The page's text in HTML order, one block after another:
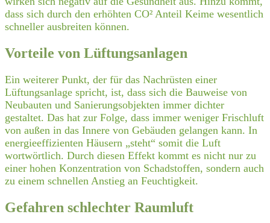
dass sich durch den erhöhten CO² Anteil Keime wesentlich
schneller ausbreiten können.
Vorteile von Lüftungsanlagen
Ein weiterer Punkt, der für das Nachrüsten einer
Lüftungsanlage spricht, ist, dass sich die Bauweise von
Neubauten und Sanierungsobjekten immer dichter
gestaltet. Das hat zur Folge, dass immer weniger Frischluft
von außen in das Innere von Gebäuden gelangen kann. In
energieeffizienten Häusern „steht“ somit die Luft
wortwörtlich. Durch diesen Effekt kommt es nicht nur zu
einer hohen Konzentration von Schadstoffen, sondern auch
zu einem schnellen Anstieg an Feuchtigkeit.
Gefahren schlechter Raumluft